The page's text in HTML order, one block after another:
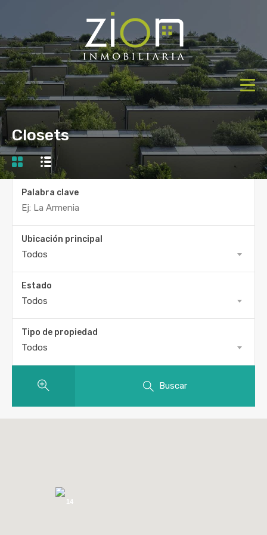
Closets
Palabra clave
Ubicación principal
Todos
Estado
Todos
Tipo de propiedad
Todos
Buscar
14